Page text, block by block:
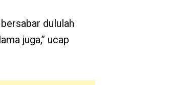
dululah
juga,’’ ucap